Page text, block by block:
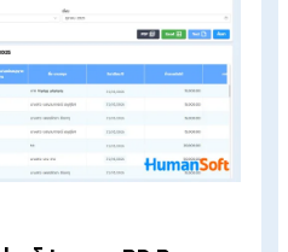
ภ.ง.ด.1ก ในโปรแกรมคำนวณเงินเดื
รายงาน > กลุ่มภาษี > เลือก “ภาษีประ
)”